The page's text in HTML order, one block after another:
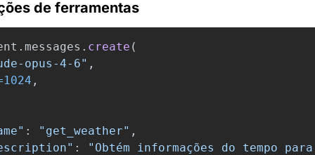
de ferramentas
. messages . create (
opus-4-6" ,
1024 ,
" : " get_weather" ,
" : " Obtém informações do tempo